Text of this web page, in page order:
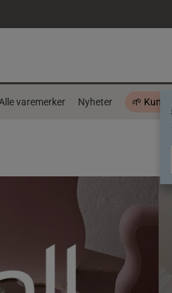
Alle varemerker Nyheter 🌱